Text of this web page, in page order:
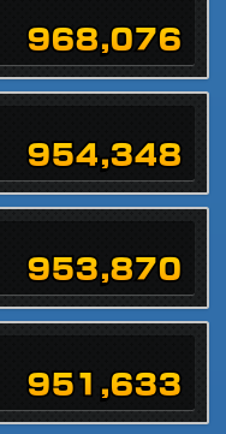
968,076
954,348
953,870
951,633